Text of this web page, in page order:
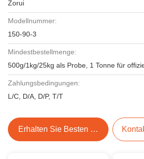
Zorui
Modellnummer:
150-90-3
Mindestbestellmenge:
500g/1kg/25kg als Probe, 1 Tonne für
Zahlungsbedingungen:
L/C, D/A, D/P, T/T
Erhalten Sie Besten Preis